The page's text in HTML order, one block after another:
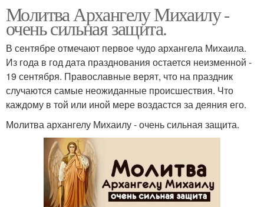
Молитва Архангелу Михаилу -
очень сильная защита.
В сентябре отмечают первое чудо архангела Михаила.
Из года в год дата празднования остается неизменной -
19 сентября. Православные верят, что на праздник
случаются самые неожиданные происшествия. Что
каждому в той или иной мере воздастся за деяния его.
Молитва архангелу Михаилу - очень сильная защита.